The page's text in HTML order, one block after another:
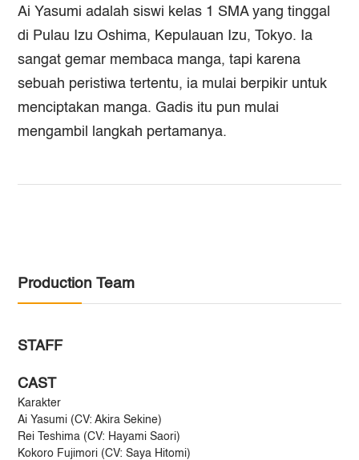
Ai Yasumi adalah siswi kelas 1 SMA yang tinggal
di Pulau Izu Oshima, Kepulauan Izu, Tokyo. Ia
sangat gemar membaca manga, tapi karena
sebuah peristiwa tertentu, ia mulai berpikir untuk
menciptakan manga. Gadis itu pun mulai
mengambil langkah pertamanya.
Production Team
STAFF
CAST
Karakter
Ai Yasumi (CV: Akira Sekine)
Rei Teshima (CV: Hayami Saori)
Kokoro Fujimori (CV: Saya Hitomi)